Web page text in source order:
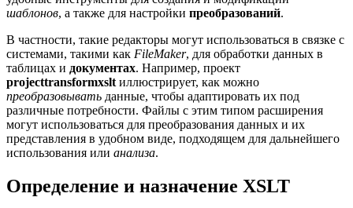
шаблонов, а также для настройки преобразований.
В частности, такие редакторы могут использоваться в связке с
системами, такими как FileMaker, для обработки данных в
таблицах и документах. Например, проект
projecttransformxslt иллюстрирует, как можно
преобразовывать данные, чтобы адаптировать их под
различные потребности. Файлы с этим типом расширения
могут использоваться для преобразования данных и их
представления в удобном виде, подходящем для дальнейшего
использования или анализа.
Определение и назначение XSLT